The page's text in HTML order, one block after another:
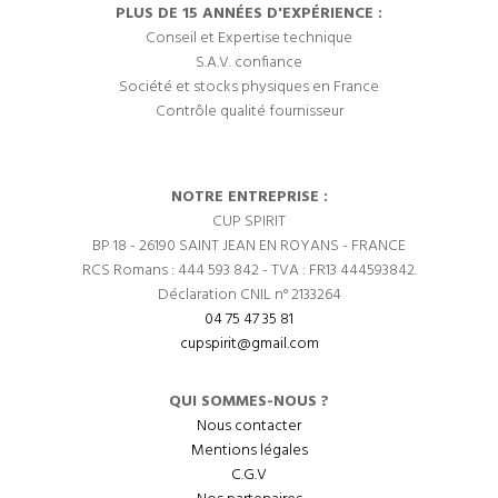
PLUS DE 15 ANNÉES D'EXPÉRIENCE :
Conseil et Expertise technique
S.A.V. confiance
Société et stocks physiques en France
Contrôle qualité fournisseur
NOTRE ENTREPRISE :
CUP SPIRIT
BP 18 - 26190 SAINT JEAN EN ROYANS - FRANCE
RCS Romans : 444 593 842 - TVA : FR13 444593842.
Déclaration CNIL n° 2133264
04 75 47 35 81
cupspirit@gmail.com
QUI SOMMES-NOUS ?
Nous contacter
Mentions légales
C.G.V